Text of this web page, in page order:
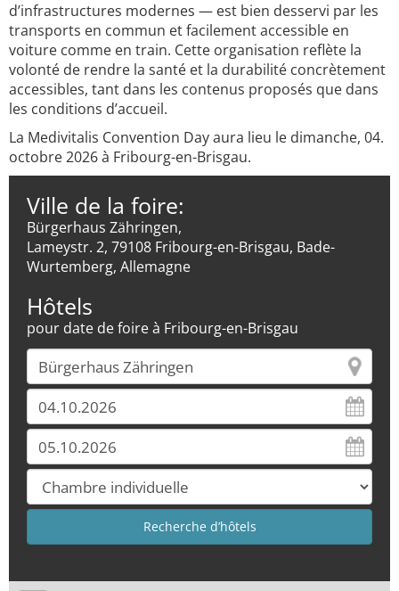
d’infrastructures modernes — est bien desservi par les
transports en commun et facilement accessible en
voiture comme en train. Cette organisation reflète la
volonté de rendre la santé et la durabilité concrètement
accessibles, tant dans les contenus proposés que dans
les conditions d’accueil.
La Medivitalis Convention Day aura lieu le dimanche, 04.
octobre 2026 à Fribourg-en-Brisgau.
Ville de la foire:
Bürgerhaus Zähringen,
Lameystr. 2, 79108 Fribourg-en-Brisgau, Bade-
Wurtemberg, Allemagne
Hôtels
pour date de foire à Fribourg-en-Brisgau